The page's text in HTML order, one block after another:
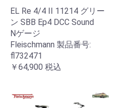
EL Re 4/4 II 11214 グリー
ン SBB Ep4 DCC Sound
Nゲージ
Fleischmann 製品番号:
fl732471
￥64,900 税込